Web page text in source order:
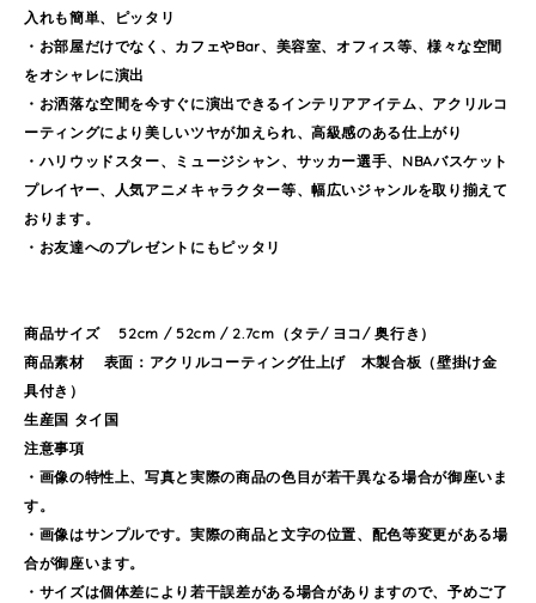
入れも簡単、ピッタリ
・お部屋だけでなく、カフェやBar、美容室、オフィス等、様々な空間
をオシャレに演出
・お洒落な空間を今すぐに演出できるインテリアアイテム、アクリルコ
ーティングにより美しいツヤが加えられ、高級感のある仕上がり
・ハリウッドスター、ミュージシャン、サッカー選手、NBAバスケット
プレイヤー、人気アニメキャラクター等、幅広いジャンルを取り揃えて
おります。
・お友達へのプレゼントにもピッタリ
商品サイズ 52cm / 52cm / 2.7cm（タテ/ ヨコ/ 奥行き）
商品素材 表面：アクリルコーティング仕上げ 木製合板（壁掛け金
具付き）
生産国 タイ国
注意事項
・画像の特性上、写真と実際の商品の色目が若干異なる場合が御座いま
す。
・画像はサンプルです。実際の商品と文字の位置、配色等変更がある場
合が御座います。
・サイズは個体差により若干誤差がある場合がありますので、予めご了